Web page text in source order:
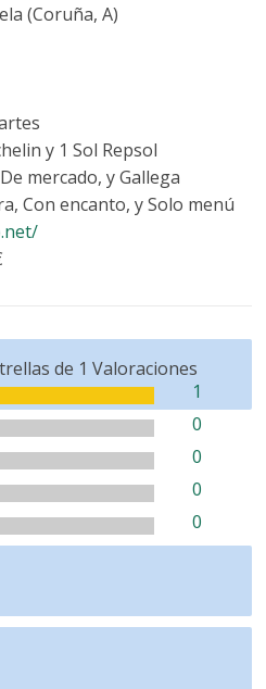
(Coruña, A)
y 1 Sol Repsol
mercado, y Gallega
Con encanto, y Solo menú
1
0
0
0
0
de 1 Valoraciones